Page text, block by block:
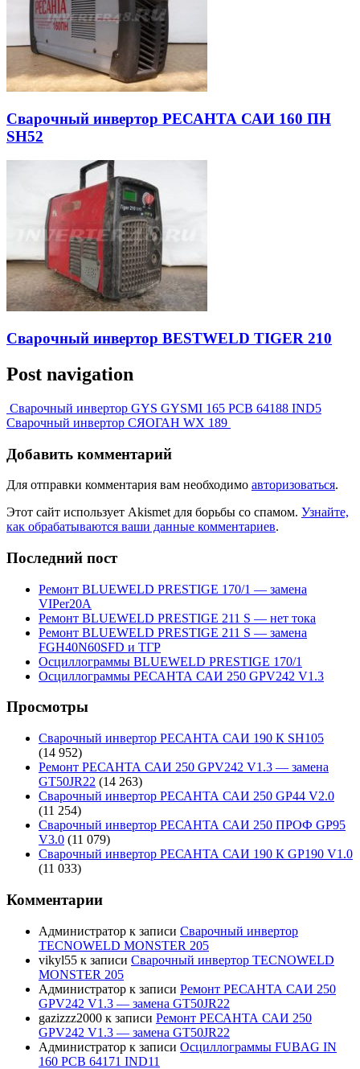
Сварочный инвертор РЕСАНТА САИ 160 ПН
SH52
Сварочный инвертор BESTWELD TIGER 210
Post navigation
Сварочный инвертор GYS GYSMI 165 PCB 64188 IND5
Сварочный инвертор СЯОГАН WX 189
Добавить комментарий
Для отправки комментария вам необходимо авторизоваться.
Этот сайт использует Akismet для борьбы со спамом. Узнайте,
как обрабатываются ваши данные комментариев.
Последний пост
Ремонт BLUEWELD PRESTIGE 170/1 — замена
VIPer20A
Ремонт BLUEWELD PRESTIGE 211 S — нет тока
Ремонт BLUEWELD PRESTIGE 211 S — замена
FGH40N60SFD и ТГР
Осциллограммы BLUEWELD PRESTIGE 170/1
Осциллограммы РЕСАНТА САИ 250 GPV242 V1.3
Просмотры
Сварочный инвертор РЕСАНТА САИ 190 К SH105
(14 952)
Ремонт РЕСАНТА САИ 250 GPV242 V1.3 — замена
GT50JR22 (14 263)
Сварочный инвертор РЕСАНТА САИ 250 GP44 V2.0
(11 254)
Сварочный инвертор РЕСАНТА САИ 250 ПРОФ GP95
V3.0 (11 079)
Сварочный инвертор РЕСАНТА САИ 190 К GP190 V1.0
(11 033)
Комментарии
Администратор к записи Сварочный инвертор
TECNOWELD MONSTER 205
vikyl55 к записи Сварочный инвертор TECNOWELD
MONSTER 205
Администратор к записи Ремонт РЕСАНТА САИ 250
GPV242 V1.3 — замена GT50JR22
gazizzz2000 к записи Ремонт РЕСАНТА САИ 250
GPV242 V1.3 — замена GT50JR22
Администратор к записи Осциллограммы FUBAG IN
160 PCB 64171 IND11